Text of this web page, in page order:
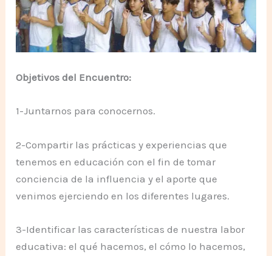
Objetivos del Encuentro:
1-Juntarnos para conocernos.
2-Compartir las prácticas y experiencias que
tenemos en educación con el fin de tomar
conciencia de la influencia y el aporte que
venimos ejerciendo en los diferentes lugares.
3-Identificar las características de nuestra labor
educativa: el qué hacemos, el cómo lo hacemos,